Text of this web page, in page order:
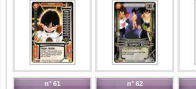
n° 61 n° 62